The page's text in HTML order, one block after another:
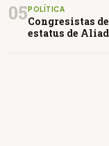
05POLÍTICA
Congresistas
estatus de